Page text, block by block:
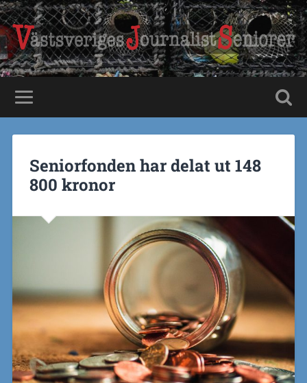
Seniorfonden har delat ut 148
800 kronor